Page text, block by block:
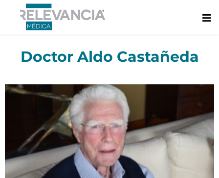
contenido
Doctor Aldo Castañeda